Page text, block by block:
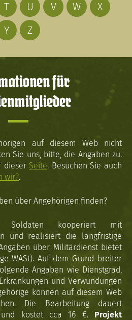
T U V W
X
Y
Z
für
auf diesem Web nicht
Sie uns, bitte, die Angaben zu.
dieser Seite. Besuchen Sie auch
wir?.
über Angehörigen finden?
Soldaten kooperiert mit
und realisiert die langfristige
über Militärdienst bietet
WASt). Auf dem Grund breiter
Angaben wie Dienstgrad,
und Verwundungen
können auf diesem Web
Die Bearbeitung dauert
und kostet cca 16 €. Projekt